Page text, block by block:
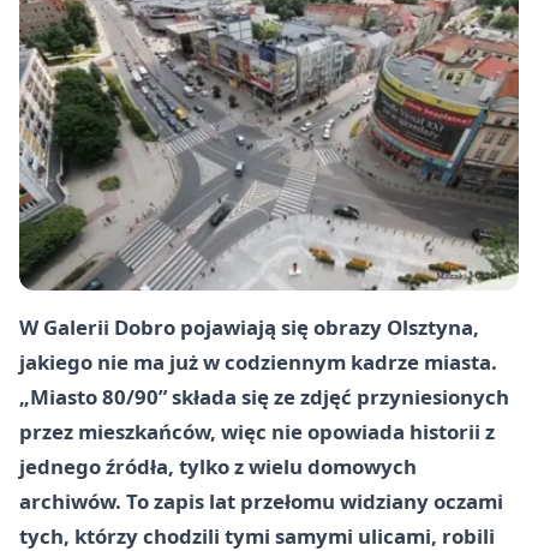
W Galerii Dobro pojawiają się obrazy Olsztyna,
jakiego nie ma już w codziennym kadrze miasta.
„Miasto 80/90” składa się ze zdjęć przyniesionych
przez mieszkańców, więc nie opowiada historii z
jednego źródła, tylko z wielu domowych
archiwów. To zapis lat przełomu widziany oczami
tych, którzy chodzili tymi samymi ulicami, robili